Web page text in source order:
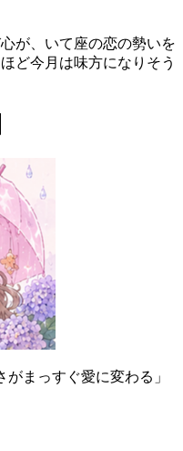
が、いて座の恋の勢いを
ど今月は味方になりそう
まっすぐ愛に変わる」